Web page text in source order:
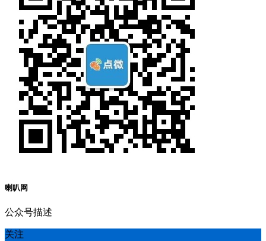
喇叭网
公众号描述
关注